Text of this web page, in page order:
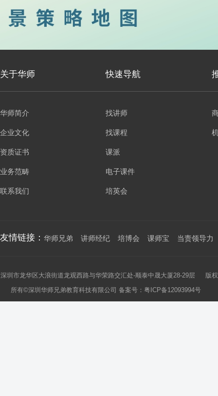
关于华师 快速导航
华师简介
企业文化
资质证书
业务范畴
联系我们
找讲师
找课程
课派
电子课件
培英会
友情链接： 华师兄弟 讲师经纪 培博会 课师宝 当责领导力
深圳市龙华区大浪街道龙观西路与华荣路交汇处-顺泰中晟大厦28-29层 版权
所有©深圳华师兄弟教育科技有限公司 备案号： 粤ICP备12093994号